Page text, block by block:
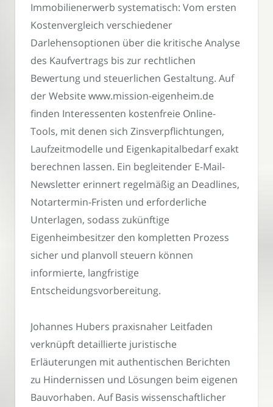
Immobilienerwerb systematisch: Vom ersten
Kostenvergleich verschiedener
Darlehensoptionen über die kritische Analyse
des Kaufvertrags bis zur rechtlichen
Bewertung und steuerlichen Gestaltung. Auf
der Website www.mission-eigenheim.de
finden Interessenten kostenfreie Online-
Tools, mit denen sich Zinsverpflichtungen,
Laufzeitmodelle und Eigenkapitalbedarf exakt
berechnen lassen. Ein begleitender E-Mail-
Newsletter erinnert regelmäßig an Deadlines,
Notartermin-Fristen und erforderliche
Unterlagen, sodass zukünftige
Eigenheimbesitzer den kompletten Prozess
sicher und planvoll steuern können
informierte, langfristige
Entscheidungsvorbereitung.
Johannes Hubers praxisnaher Leitfaden
verknüpft detaillierte juristische
Erläuterungen mit authentischen Berichten
zu Hindernissen und Lösungen beim eigenen
Bauvorhaben. Auf Basis wissenschaftlicher